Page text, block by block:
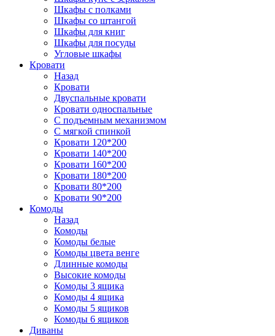
Шкафы с полками
Шкафы со штангой
Шкафы для книг
Шкафы для посуды
Угловые шкафы
Кровати
Назад
Кровати
Двуспальные кровати
Кровати односпальные
С подъемным механизмом
С мягкой спинкой
Кровати 120*200
Кровати 140*200
Кровати 160*200
Кровати 180*200
Кровати 80*200
Кровати 90*200
Комоды
Назад
Комоды
Комоды белые
Комоды цвета венге
Длинные комоды
Высокие комоды
Комоды 3 ящика
Комоды 4 ящика
Комоды 5 ящиков
Комоды 6 ящиков
Диваны